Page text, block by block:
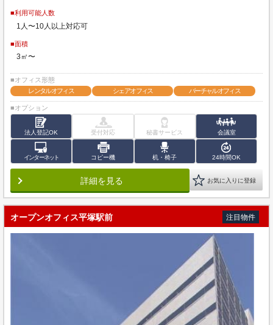
■利用可能人数
1人〜10人以上対応可
■面積
3㎡〜
■オフィス形態
レンタルオフィス
シェアオフィス バーチャルオフィス
■オプション
法人登記OK 受付対応 秘書サービス 会議室
インターネット コピー機 机・椅子 24時間OK
詳細を見る お気に入りに登録
オープンオフィス平塚駅前 注目物件